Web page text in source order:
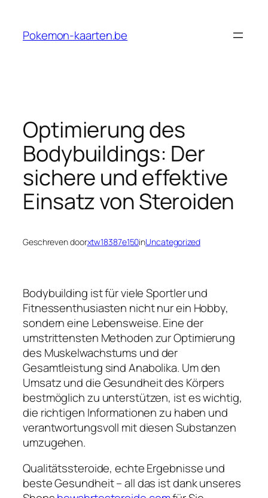
Pokemon-kaarten.be
Optimierung des
Bodybuildings: Der
sichere und effektive
Einsatz von Steroiden
Geschreven doorxtw18387e150inUncategorized
Bodybuilding ist für viele Sportler und
Fitnessenthusiasten nicht nur ein Hobby,
sondern eine Lebensweise. Eine der
umstrittensten Methoden zur Optimierung
des Muskelwachstums und der
Gesamtleistung sind Anabolika. Um den
Umsatz und die Gesundheit des Körpers
bestmöglich zu unterstützen, ist es wichtig,
die richtigen Informationen zu haben und
verantwortungsvoll mit diesen Substanzen
umzugehen.
Qualitätssteroide, echte Ergebnisse und
beste Gesundheit – all das ist dank unseres